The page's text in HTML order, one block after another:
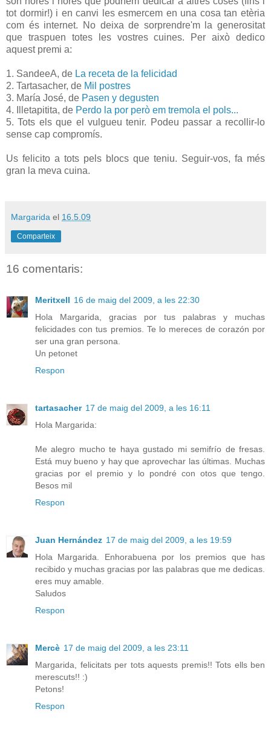
tot dormir!) i en canvi les esmercem en una cosa tan etèria
com és internet. No deixa de sorprendre'm la generositat
que traspuen totes les vostres cuines. Per això dedico
aquest premi a:
1. SandeeA, de La receta de la felicidad
2. Tartasacher, de Mil postres
3. María José, de Pasen y degusten
4. Illetapitita, de Perdo la por però em tremola el pols...
5. Tots els que el vulgueu tenir. Podeu passar a recollir-lo
sense cap compromís.
Us felicito a tots pels blocs que teniu. Seguir-vos, fa més
gran la meva cuina.
Margarida el 16.5.09
Comparteix
16 comentaris:
Meritxell 16 de maig del 2009, a les 22:30
Hola Margarida, gracias por tus palabras y muchas
felicidades con tus premios. Te lo mereces de corazón por
ser una gran persona.
Un petonet
Respon
tartasacher 17 de maig del 2009, a les 16:11
Hola Margarida:
Me alegro mucho te haya gustado mi semifrío de fresas.
Está muy bueno y hay que aprovechar las últimas. Muchas
gracias por el premio y lo pondré con otos que tengo.
Besos mil
Respon
Juan Hernández 17 de maig del 2009, a les 19:59
Hola Margarida. Enhorabuena por los premios que has
recibido y muchas gracias por las palabras que me dedicas.
eres muy amable.
Saludos
Respon
Mercè 17 de maig del 2009, a les 23:11
Margarida, felicitats per tots aquests premis!! Tots ells ben
merescuts!! :)
Petons!
Respon